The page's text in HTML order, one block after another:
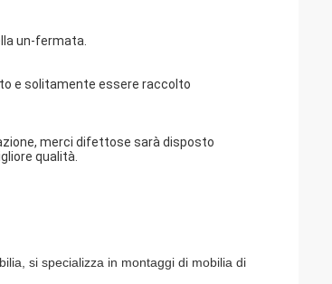
un-fermata.
e solitamente essere raccolto
merci difettose sarà disposto
qualità.
si specializza in montaggi di mobilia di